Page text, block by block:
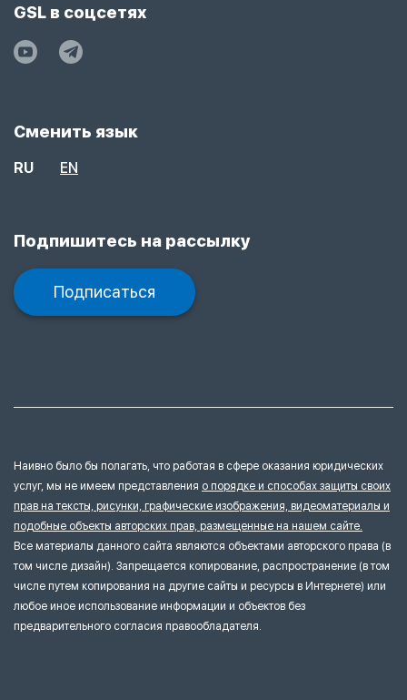
GSL в соцсетях
Сменить язык
RU EN
Подпишитесь на рассылку
Подписаться
Наивно было бы полагать, что работая в сфере оказания юридических
услуг, мы не имеем представления о порядке и способах защиты своих
прав на тексты, рисунки, графические изображения, видеоматериалы и
подобные объекты авторских прав, размещенные на нашем сайте.
Все материалы данного сайта являются объектами авторского права (в
том числе дизайн). Запрещается копирование, распространение (в том
числе путем копирования на другие сайты и ресурсы в Интернете) или
любое иное использование информации и объектов без
предварительного согласия правообладателя.